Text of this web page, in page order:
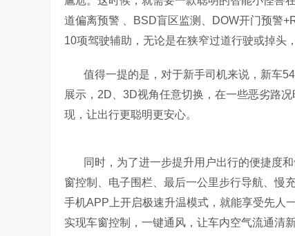
道偏离预警 、BSD盲区监测、DOW开门预警
10项驾驶辅助，无论是在狭窄过道行驶或掉头
值得一提的是，对于新手司机来说，新车
展示，2D、3D视角任意切换，在一些恶劣路
现，让出行更聪明更安心。
同时，为了进一步提升用户出行的便捷度
窗控制、电子围栏、最后一公里步行导航、慢
手机APP上开启极速升温模式，就能享受先人
实现车窗控制，一键通风，让车内空气流通清